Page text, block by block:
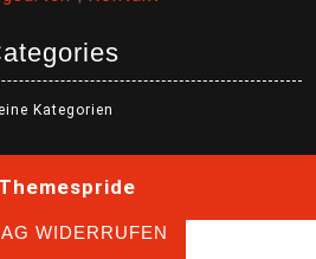
Kategorien
WIDERRUFEN